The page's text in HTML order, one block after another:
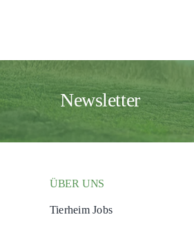
Newsletter
ÜBER UNS
Tierheim Jobs